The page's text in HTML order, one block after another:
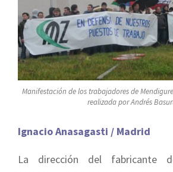
Manifestación de los trabajadores de
realizada por Andrés
Ignacio Anasagasti / Madrid
La dirección del fabricante